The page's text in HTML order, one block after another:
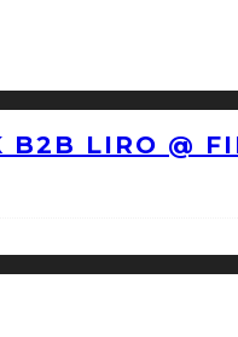
LIRO @